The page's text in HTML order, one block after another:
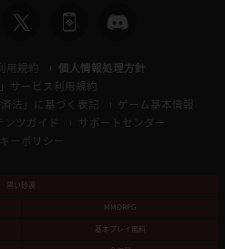
用規約
個人情報処理方針
サービス利用規約
法」に基づく表記
ゲーム基本情報
ンツガイド
サポートセンター
ーポリシー
黒い砂漠
MMORPG
基本プレイ無料